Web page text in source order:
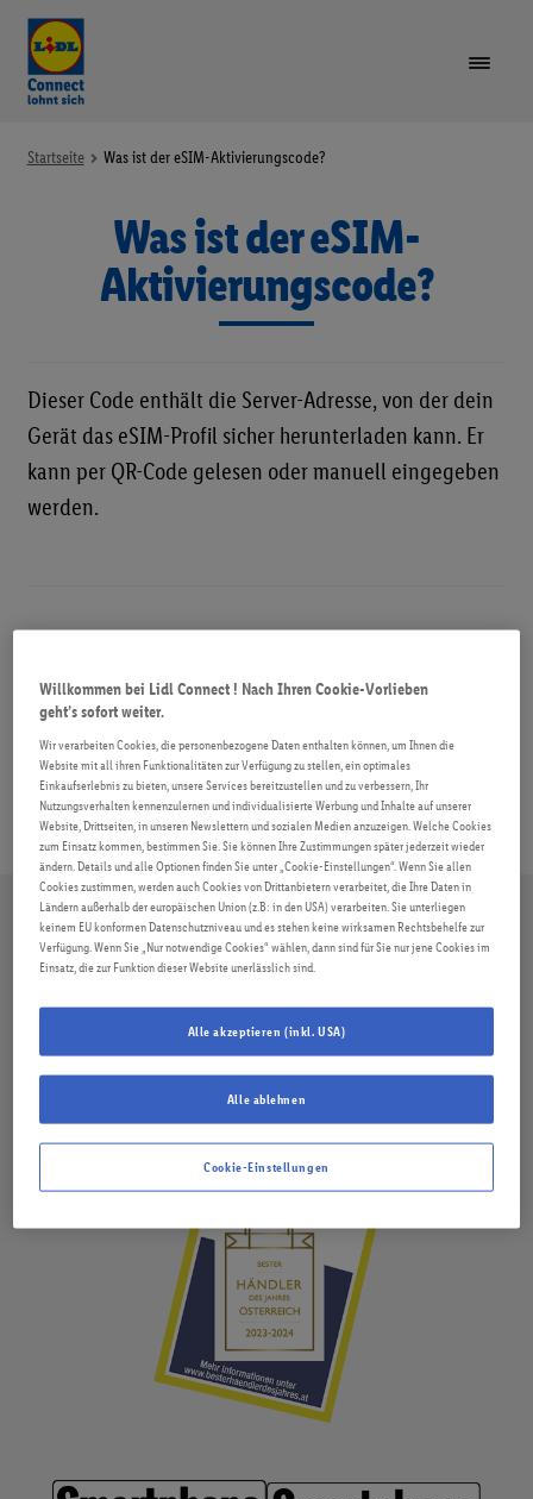
VORTEILE
TARIFE & GERÄTE
LIDL PLUS
SIM-KARTE REGISTRIEREN
RUFNUMMER MITNEHMEN
FAQ
Startseite Was ist der eSIM-Aktivierungscode?
Was ist der eSIM-
Aktivierungscode?
Dieser Code enthält die Server-Adresse, von der dein
Gerät das eSIM-Profil sicher herunterladen kann. Er
kann per QR-Code gelesen oder manuell eingegeben
werden.
Beitragsnavigation
Beitrag:
möchte auf eine klassische SIM-
Beitrag:
werden – was muss ich
Willkommen bei Lidl Connect ! Nach Ihren Cookie-Vorlieben
geht’s sofort weiter.
Wir verarbeiten Cookies, die personenbezogene Daten enthalten können, um Ihnen die
Website mit all ihren Funktionalitäten zur Verfügung zu stellen, ein optimales
Einkaufserlebnis zu bieten, unsere Services bereitzustellen und zu verbessern, Ihr
Nutzungsverhalten kennenzulernen und individualisierte Werbung und Inhalte auf unserer
Website, Drittseiten, in unseren Newslettern und sozialen Medien anzuzeigen. Welche Cookies
zum Einsatz kommen, bestimmen Sie. Sie können Ihre Zustimmungen später jederzeit wieder
ändern. Details und alle Optionen finden Sie unter „Cookie-Einstellungen“. Wenn Sie allen
Cookies zustimmen, werden auch Cookies von Drittanbietern verarbeitet, die Ihre Daten in
Ländern außerhalb der europäischen Union (z.B: in den USA) verarbeiten. Sie unterliegen
keinem EU konformen Datenschutzniveau und es stehen keine wirksamen Rechtsbehelfe zur
Verfügung. Wenn Sie „Nur notwendige Cookies“ wählen, dann sind für Sie nur jene Cookies im
Einsatz, die zur Funktion dieser Website unerlässlich sind.
Alle ablehnen
Alle akzeptieren (inkl. USA)
Cookie-Einstellungen